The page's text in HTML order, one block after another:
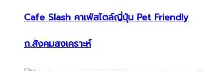
Cafe Slash คาเฟ่สไตล์ญี่ปุ่น Pet Friendly
ถ.สังคมสงเคราะห์